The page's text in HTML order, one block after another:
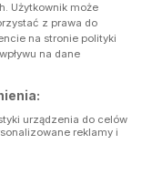
Użytkownik może
z prawa do
na stronie polityki
na dane
urządzenia do celów
reklamy i